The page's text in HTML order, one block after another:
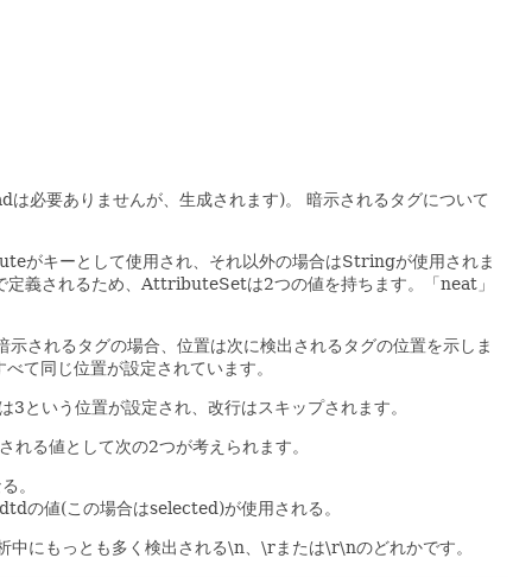
必要ありませんが、生成されます)。
暗示されるタグについて
キーとして使用され、それ以外の場合はStringが使用されま
されるため、AttributeSetは2つの値を持ちます。「neat」
示されるタグの場合、位置は次に検出されるタグの位置を示しま
て同じ位置が設定されています。
いう位置が設定され、改行はスキップされます。
る値として次の2つが考えられます。
。
の値(この場合はselected)が使用される。
中にもっとも多く検出される\n、\rまたは\r\nのどれかです。